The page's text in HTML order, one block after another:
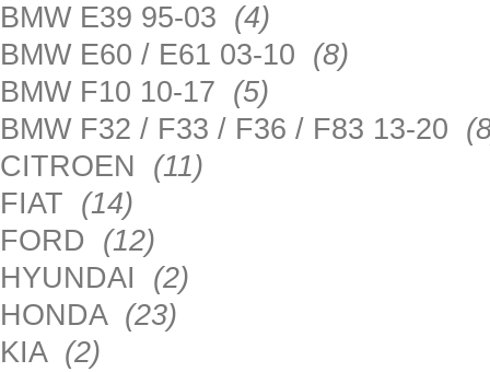
BMW E39 95-03 (4)
BMW E60 / E61 03-10 (8)
BMW F10 10-17 (5)
BMW F32 / F33 / F36 / F83 13-20
CITROEN (11)
FIAT (14)
FORD (12)
HYUNDAI (2)
HONDA (23)
KIA (2)